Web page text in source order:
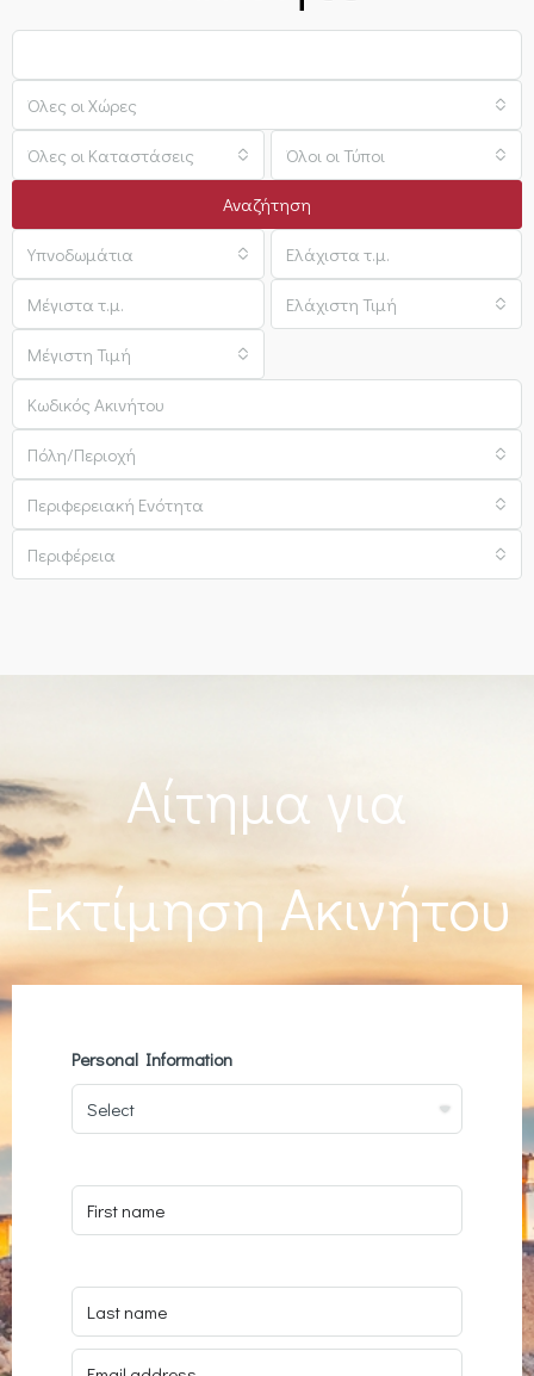
Όλες οι Χώρες
Όλες οι Καταστάσεις Όλοι οι Τύποι
Αναζήτηση
Υπνοδωμάτια
Ελάχιστη Τιμή
Μέγιστη Τιμή
Πόλη/Περιοχή
Περιφερειακή Ενότητα
Περιφέρεια
Αίτημα για
Εκτίμηση Ακινήτου
Personal Information